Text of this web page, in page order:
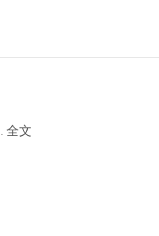
全文